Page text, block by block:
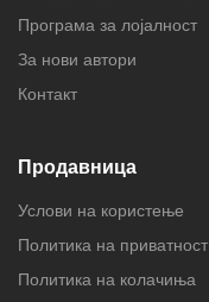
Програма за лојалност
За нови автори
Контакт
Продавница
Услови на користење
Политика на приватност
Политика на колачиња